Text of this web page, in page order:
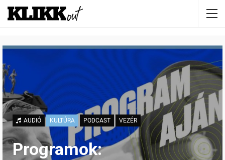
AUDIÓ KULTÚRA PODCAST VEZÉR
Programok: